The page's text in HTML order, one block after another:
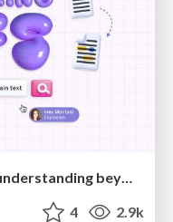
Conquering PDFs: document understanding beyond plain text
4 2.9k